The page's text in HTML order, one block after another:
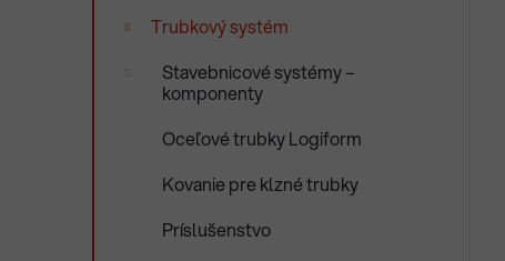
Trubkový systém
Stavebnicové systémy –
komponenty
Oceľové trubky Logiform
Kovanie pre klzné trubky
Príslušenstvo